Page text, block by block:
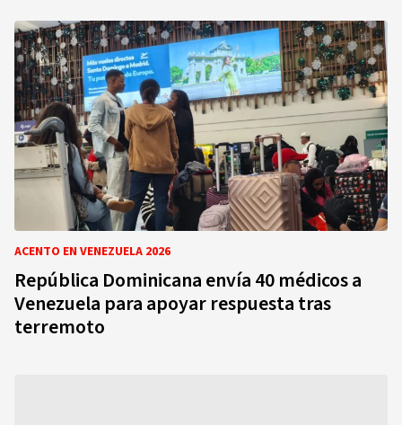
ACENTO EN VENEZUELA 2026
República Dominicana envía 40 médicos a
Venezuela para apoyar respuesta tras
terremoto